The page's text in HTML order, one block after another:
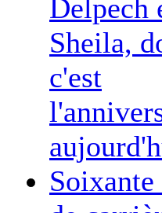
Delpech
Sheila,
c'est
Soixante